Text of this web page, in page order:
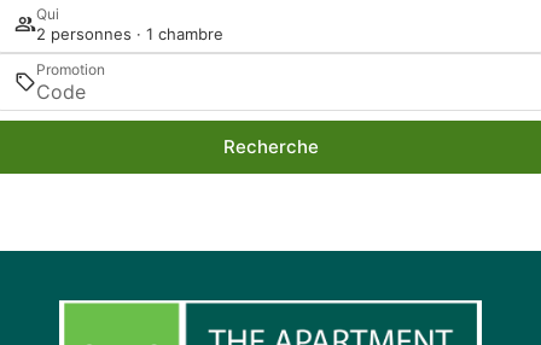
Qui
2 personnes · 1 chambre
Promotion
Recherche